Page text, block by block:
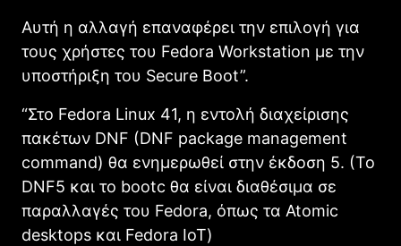
Αυτή η αλλαγή επαναφέρει την επιλογή για
τους χρήστες του Fedora Workstation με την
υποστήριξη του Secure Boot”.
“Στο Fedora Linux 41, η εντολή διαχείρισης
πακέτων DNF (DNF package management
command) θα ενημερωθεί στην έκδοση 5. (Το
DNF5 και το bootc θα είναι διαθέσιμα σε
παραλλαγές του Fedora, όπως τα Atomic
desktops και Fedora IoT)